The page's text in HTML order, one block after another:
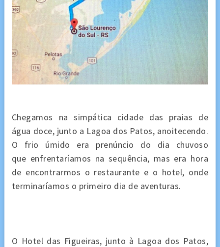
Chegamos na simpática cidade das praias de
água doce, junto a Lagoa dos Patos, anoitecendo.
O frio úmido era prenúncio do dia chuvoso
que enfrentaríamos na sequência, mas era hora
de encontrarmos o restaurante e o hotel, onde
terminaríamos o primeiro dia de aventuras.
O Hotel das Figueiras, junto à Lagoa dos Patos,